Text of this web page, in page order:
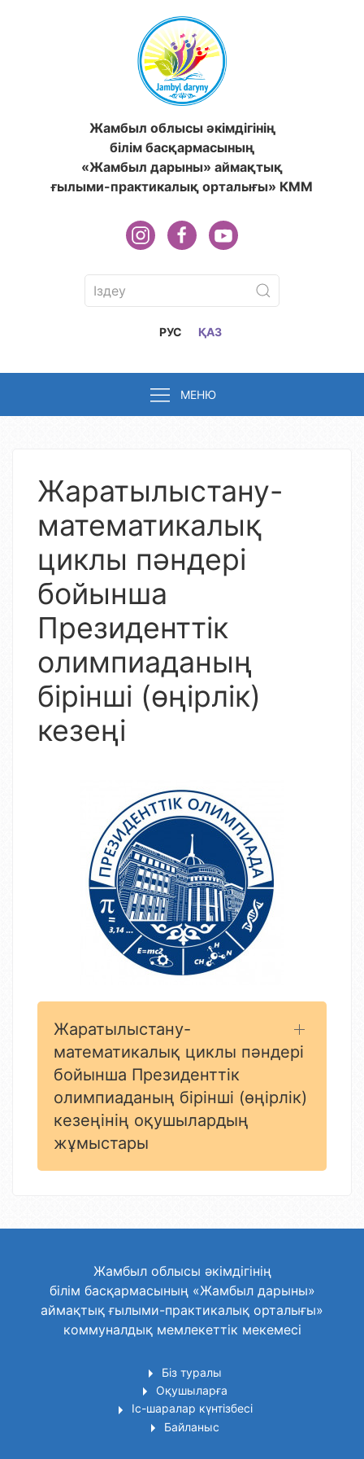
Жамбыл облысы әкімдігінің
білім басқармасының
«Жамбыл дарыны» аймақтық
ғылыми-практикалық орталығы» КММ
РУС ҚАЗ
МЕНЮ
Жаратылыстану-
математикалық
циклы пәндері
бойынша
Президенттік
олимпиаданың
бірінші (өңірлік)
кезеңі
Жаратылыстану-
математикалық циклы пәндері
бойынша Президенттік
олимпиаданың бірінші (өңірлік)
кезеңінің оқушылардың
жұмыстары
Жамбыл облысы әкімдігінің
білім басқармасының «Жамбыл дарыны»
аймақтық ғылыми-практикалық орталығы»
коммуналдық мемлекеттік мекемесі
Біз туралы
Оқушыларға
Іс-шаралар күнтізбесі
Байланыс